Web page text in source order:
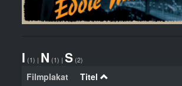
I (1) | N (1) | S (2)
Filmplakat Titel